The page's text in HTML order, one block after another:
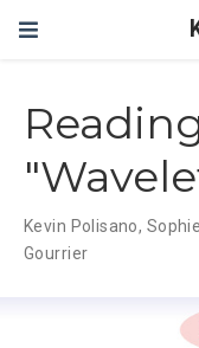
Kevin Polisano,
Gourrier